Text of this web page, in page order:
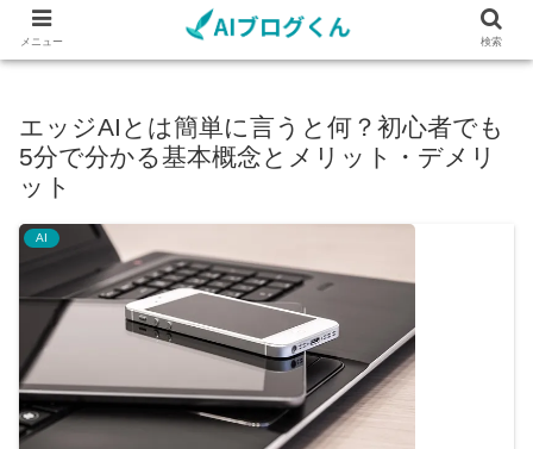
エッジAIとは簡単に言うと何？初心者でも
5分で分かる基本概念とメリット・デメリ
ット
AI
メニュー 検索